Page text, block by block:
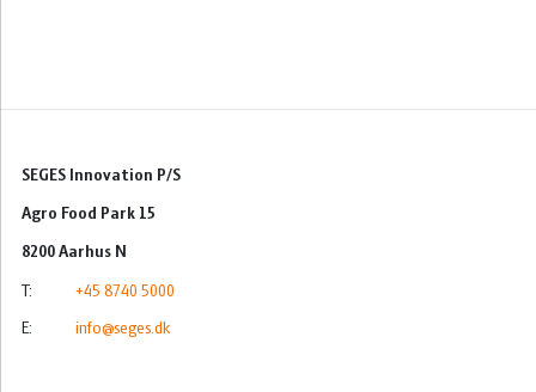
SEGES Innovation P/S
Agro Food Park 15
8200 Aarhus N
T: +45 8740 5000
E: info@seges.dk